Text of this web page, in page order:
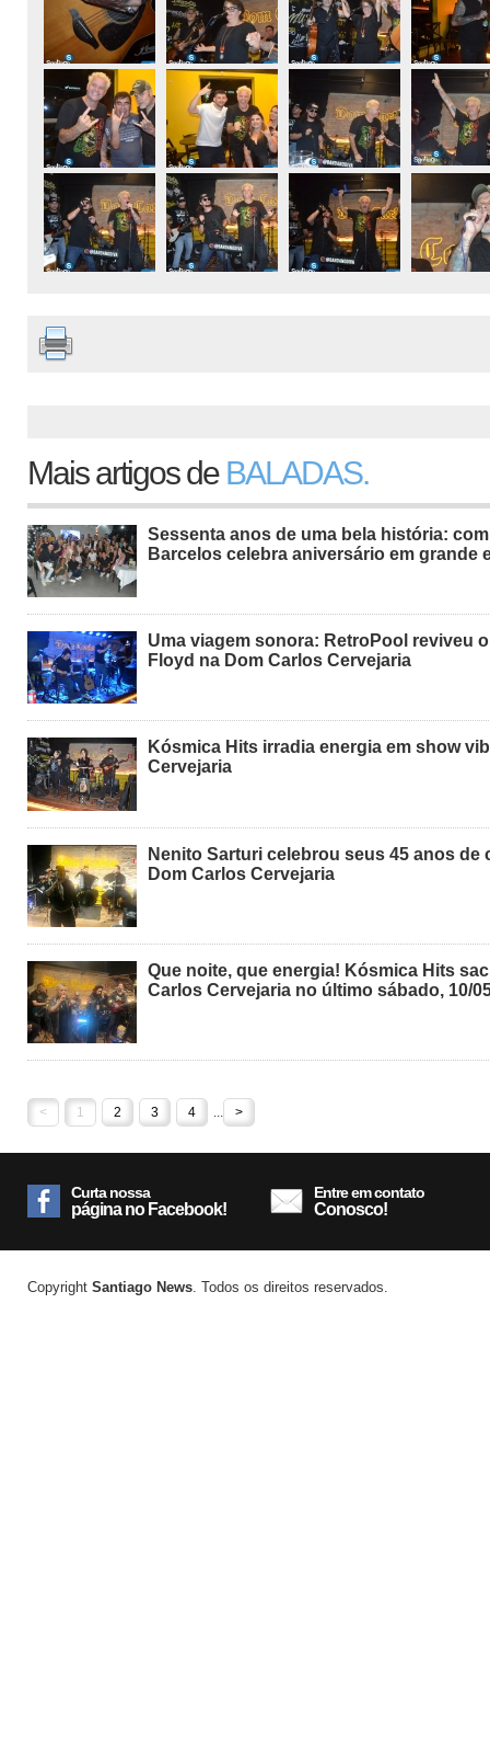
Mais artigos de BALADAS.
Sessenta anos de uma bela história:
Barcelos celebra aniversário em grande
Uma viagem sonora: RetroPool reviveu
Floyd na Dom Carlos Cervejaria
Kósmica Hits irradia energia em show
Cervejaria
Nenito Sarturi celebrou seus 45 anos de
Dom Carlos Cervejaria
Que noite, que energia! Kósmica Hits
Carlos Cervejaria no último sábado, 10/
< 1 2 3 4 ... >
Curta nossa
página no Facebook!
Entre em contato
Conosco!
Copyright Santiago News . Todos os direitos reservados.